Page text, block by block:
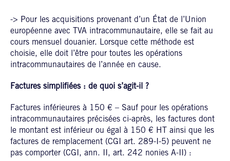
-> Pour les acquisitions provenant d’un État de l’Union
européenne avec TVA intracommunautaire, elle se fait au
cours mensuel douanier. Lorsque cette méthode est
choisie, elle doit l’être pour toutes les opérations
intracommunautaires de l’année en cause.
Factures simplifiées : de quoi s’agit-il ?
Factures inférieures à 150 € – Sauf pour les opérations
intracommunautaires précisées ci-après, les factures dont
le montant est inférieur ou égal à 150 € HT ainsi que les
factures de remplacement (CGI art. 289-I-5) peuvent ne
pas comporter (CGI, ann. II, art. 242 nonies A-II) :